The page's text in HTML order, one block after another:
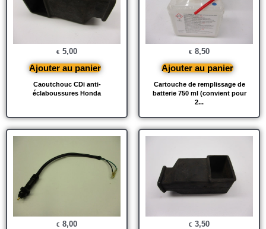
Caoutchouc CDi anti-
éclaboussures Honda
€ 5,00
Ajouter au panier
Cartouche de remplissage de
batterie 750 ml (convient pour
2...
€ 8,50
Ajouter au panier
€ 8,00 € 3,50